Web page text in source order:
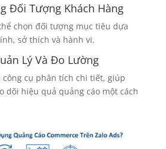
Đối Tượng Khách Hàng
chọn đối tượng mục tiêu dựa
sở thích và hành vi.
Lý Và Đo Lường
công cụ phân tích chi tiết, giúp
dõi hiệu quả quảng cáo một cách